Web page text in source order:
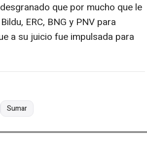
que por mucho que le
ERC, BNG y PNV para
a su juicio fue impulsada para
Sumar